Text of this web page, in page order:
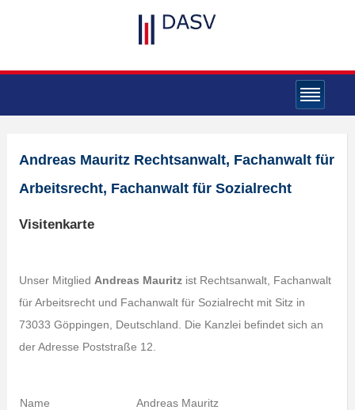
Andreas Mauritz Rechtsanwalt, Fachanwalt für
Arbeitsrecht, Fachanwalt für Sozialrecht
Visitenkarte
Unser Mitglied Andreas Mauritzist Rechtsanwalt, Fachanwalt
für Arbeitsrecht und Fachanwalt für Sozialrecht mit Sitz in
73033 Göppingen, Deutschland. Die Kanzlei befindet sich an
der Adresse Poststraße 12.
Name
Andreas Mauritz